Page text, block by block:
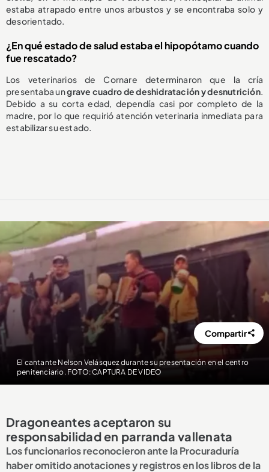
estaba atrapado entre unos arbustos y se encontraba solo y
desorientado.
¿En qué estado de salud estaba el hipopótamo cuando
fue rescatado?
Los veterinarios de Cornare determinaron que la cría
presentaba ungrave cuadro de deshidratación y desnutrición.
Debido a su corta edad, dependía casi por completo de la
madre, por lo que requirió atención veterinaria inmediata para
estabilizar su estado.
El cantante Nelson Velásquez durante su presentación en el centro
penitenciario. FOTO: CAPTURA DE VIDEO
Compartir
Dragoneantes aceptaron su
responsabilidad en parranda vallenata
Los funcionarios reconocieron ante la Procuraduría
haber omitido anotaciones y registros en los libros de la